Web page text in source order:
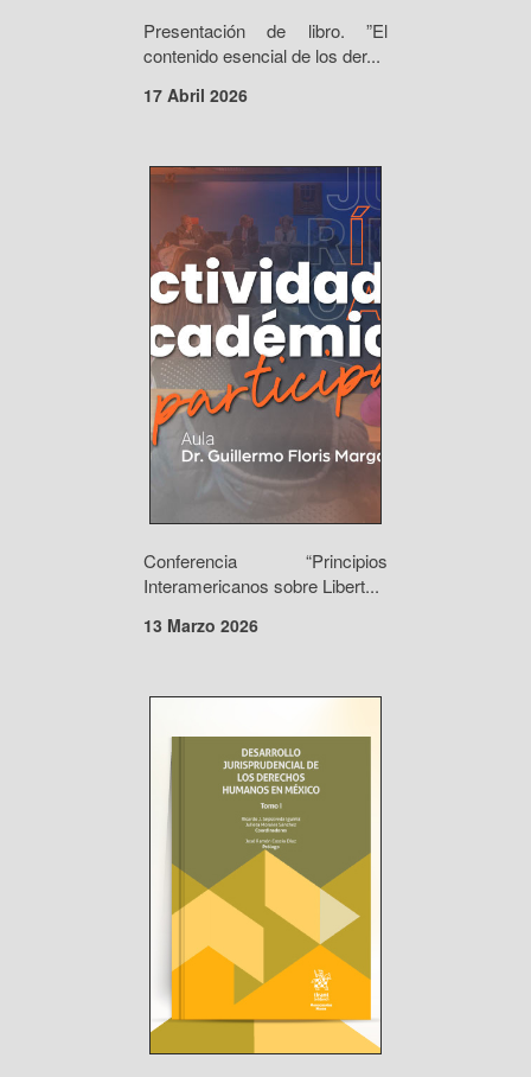
Presentación de libro. ”El
contenido esencial de los der...
17 Abril 2026
Conferencia “Principios
Interamericanos sobre Libert...
13 Marzo 2026